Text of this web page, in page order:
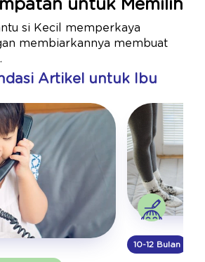
untuk Memilih
si Kecil memperkaya
membiarkannya membuat
Artikel untuk Ibu
10-12 Bulan